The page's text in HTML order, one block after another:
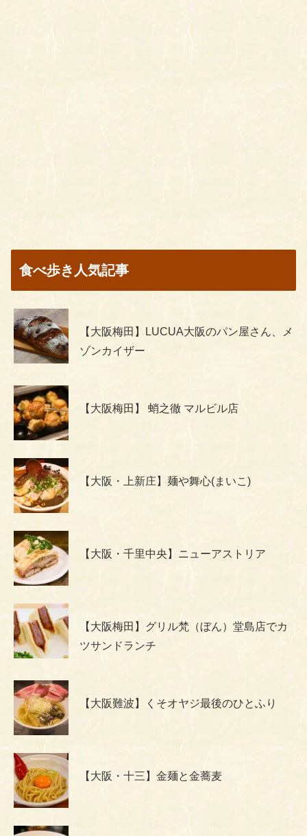
食べ歩き人気記事
【大阪梅田】LUCUA大阪のパン屋さん、メ
ゾンカイザー
【大阪梅田】 蛸之徹 マルビル店
【大阪・上新庄】麺や舞心(まいこ)
【大阪・千里中央】ニューアストリア
【大阪梅田】グリル梵（ぼん）堂島店でカ
ツサンドランチ
【大阪難波】くそオヤジ最後のひとふり
【大阪・十三】金麺と金蕎麦